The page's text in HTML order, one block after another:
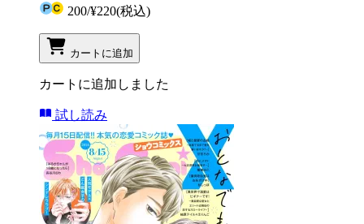
200/¥220(税込)
カートに追加
カートに追加しました
試し読み